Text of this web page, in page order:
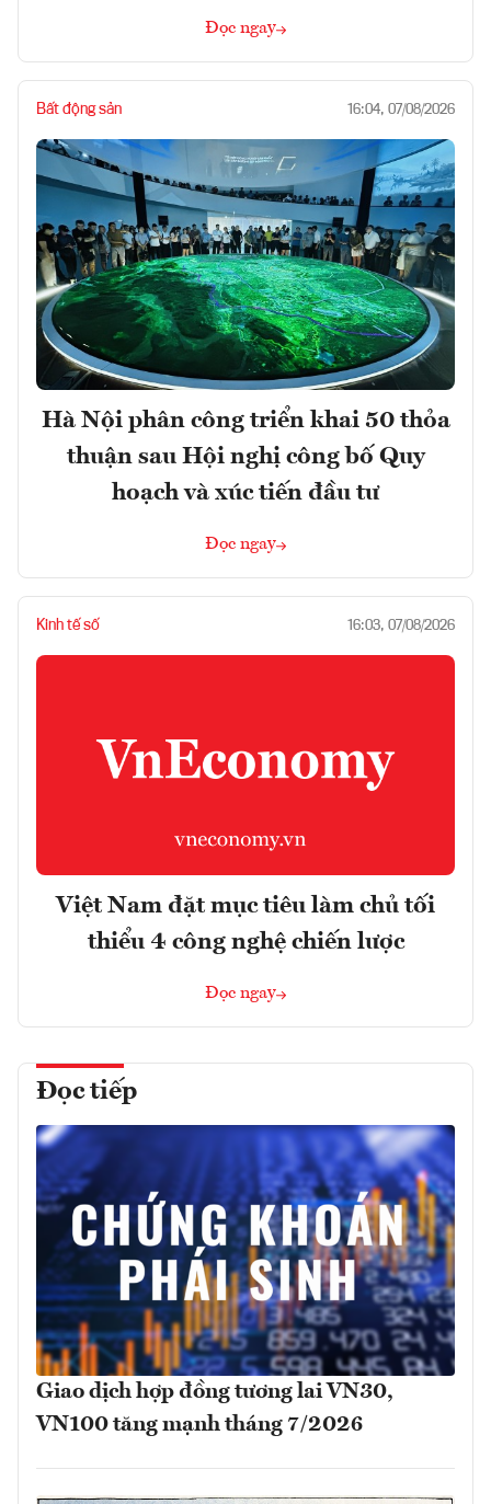
Đọc ngay
Bất động sản 16:04, 07/08/2026
Hà Nội phân công triển khai 50 thỏa
thuận sau Hội nghị công bố Quy
hoạch và xúc tiến đầu tư
Đọc ngay
Kinh tế số 16:03, 07/08/2026
Việt Nam đặt mục tiêu làm chủ tối
thiểu 4 công nghệ chiến lược
Đọc ngay
Đọc tiếp
Giao dịch hợp đồng tương lai VN30,
VN100 tăng mạnh tháng 7/2026